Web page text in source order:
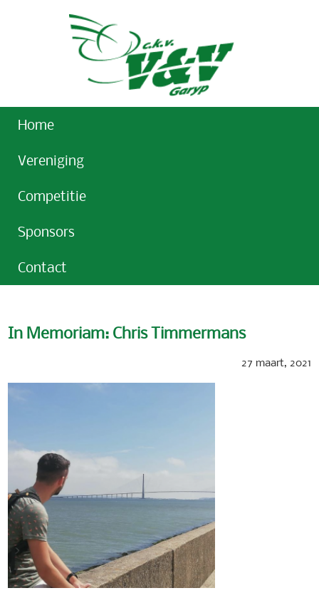
Home
Vereniging
Competitie
Sponsors
Contact
In Memoriam: Chris Timmermans
27 maart, 2021